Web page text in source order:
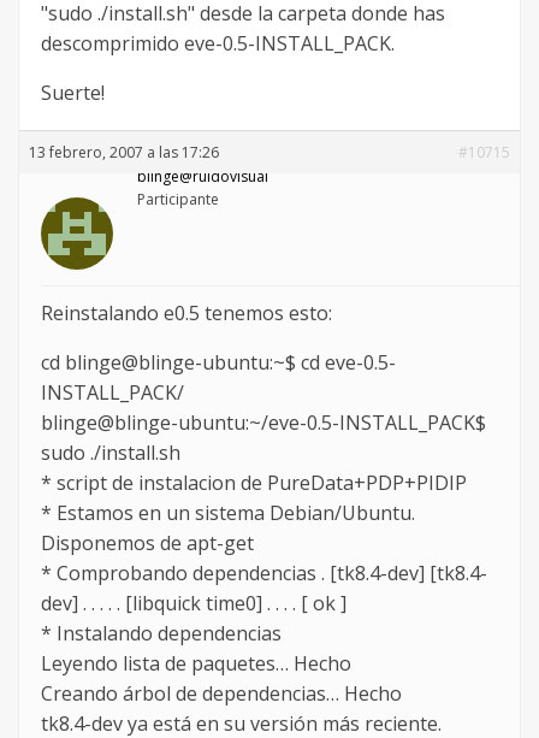
"sudo ./install.sh" desde la carpeta donde has
descomprimido eve-0.5-INSTALL_PACK.
Suerte!
13 febrero, 2007 a las 17:26
#10715
blinge@ruidovisual
Participante
Reinstalando e0.5 tenemos esto:
cd blinge@blinge-ubuntu:~$ cd eve-0.5-
INSTALL_PACK/
blinge@blinge-ubuntu:~/eve-0.5-INSTALL_PACK$
sudo ./install.sh
* script de instalacion de PureData+PDP+PIDIP
* Estamos en un sistema Debian/Ubuntu.
Disponemos de apt-get
* Comprobando dependencias . [tk8.4-dev] [tk8.4-
dev] . . . . . [libquick time0] . . . . [ ok ]
* Instalando dependencias
Leyendo lista de paquetes… Hecho
Creando árbol de dependencias… Hecho
tk8.4-dev ya está en su versión más reciente.